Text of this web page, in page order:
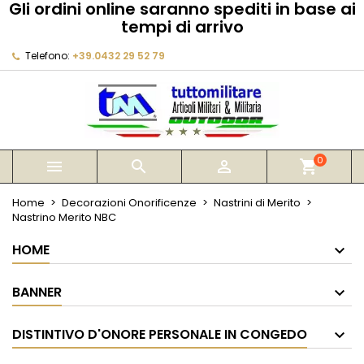
Gli ordini online saranno spediti in base ai
tempi di arrivo
Telefono: +39.0432 29 52 79
   shopping_cart0
Home Decorazioni Onorificenze
Nastrini di Merito
Nastrino Merito NBC
HOME
BANNER
DISTINTIVO D'ONORE PERSONALE IN CONGEDO
My wishlists
add_circle_outline Create new list
Crea lista dei desideri
Annulla Crea lista dei desideri
Devi avere effettuato l'accesso per salvare dei
prodotti nella tua lista dei desideri.
Annulla